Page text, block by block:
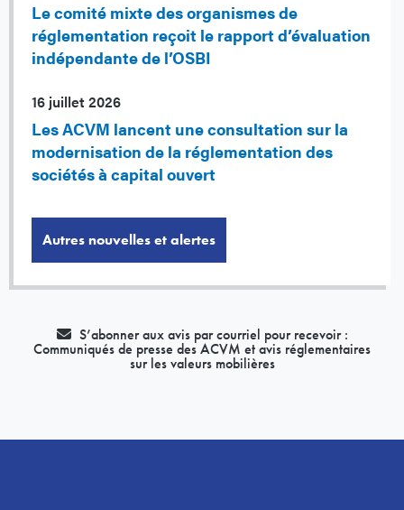
Le comité mixte des organismes de
réglementation reçoit le rapport d’évaluation
indépendante de l’OSBI
16 juillet 2026
Les ACVM lancent une consultation sur la
modernisation de la réglementation des
sociétés à capital ouvert
Autres nouvelles et alertes
S’abonner aux avis par courriel pour recevoir :
Communiqués de presse des ACVM et avis réglementaires
sur les valeurs mobilières